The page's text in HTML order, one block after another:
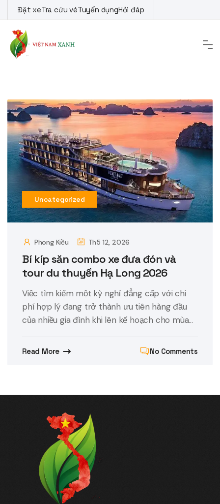
to
content
Đặt xeTra cứu véTuyển dụngHỏi đáp
Uncategorized
Phong Kiều Th5 12, 2026
Bí kíp săn combo xe đưa đón và
tour du thuyền Hạ Long 2026
Việc tìm kiếm một kỳ nghỉ đẳng cấp với chi
phí hợp lý đang trở thành ưu tiên hàng đầu
của nhiều gia đình khi lên kế hoạch cho mùa...
Read More No Comments